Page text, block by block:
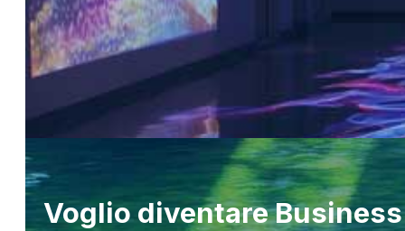
Voglio diventare